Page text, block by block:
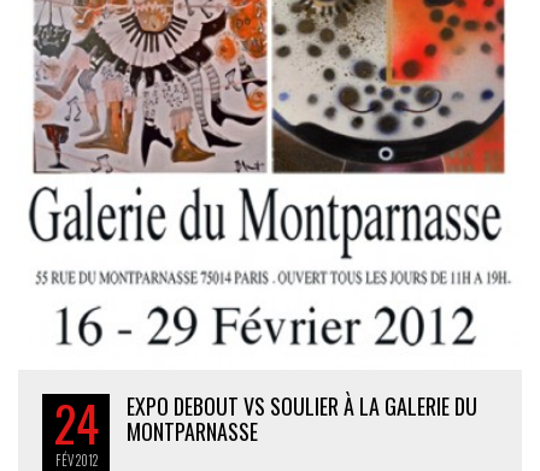
24
FÉV2012
EXPO DEBOUT VS SOULIER À LA GALERIE DU
MONTPARNASSE